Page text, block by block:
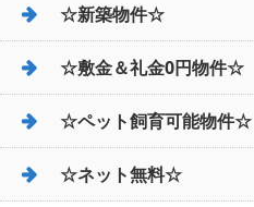
☆新築物件☆
☆敷金＆礼金0円物件☆
☆ペット飼育可能物件☆
☆ネット無料☆